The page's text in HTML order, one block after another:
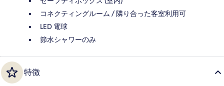
コネクティングルーム / 隣り合った客室利用可
LED 電球
節水シャワーのみ
特徴